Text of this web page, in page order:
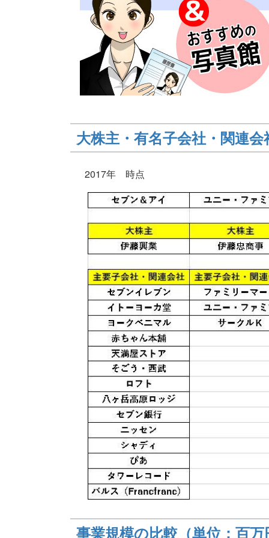
大株主・有名子会社・関連
2017年 時点
事業規模の比較（単位：百万